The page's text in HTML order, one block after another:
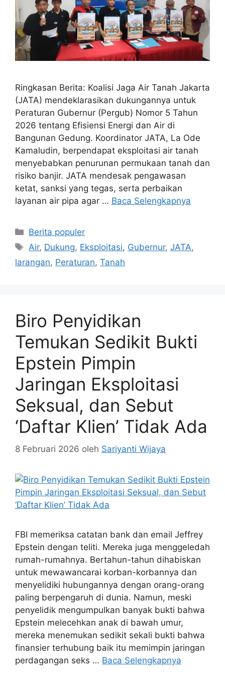
Ringkasan Berita: Koalisi Jaga Air Tanah Jakarta
(JATA) mendeklarasikan dukungannya untuk
Peraturan Gubernur (Pergub) Nomor 5 Tahun
2026 tentang Efisiensi Energi dan Air di
Bangunan Gedung. Koordinator JATA, La Ode
Kamaludin, berpendapat eksploitasi air tanah
menyebabkan penurunan permukaan tanah dan
risiko banjir. JATA mendesak pengawasan
ketat, sanksi yang tegas, serta perbaikan
layanan air pipa agar … Baca Selengkapnya
Kategori
Berita populer
Tag
Air, Dukung, Eksploitasi, Gubernur,JATA,
larangan, Peraturan, Tanah
Biro Penyidikan
Temukan Sedikit Bukti
Epstein Pimpin
Jaringan Eksploitasi
Seksual, dan Sebut
‘Daftar Klien’ Tidak Ada
8 Februari 2026 oleh Sariyanti Wijaya
FBI memeriksa catatan bank dan email Jeffrey
Epstein dengan teliti. Mereka juga menggeledah
rumah-rumahnya. Bertahun-tahun dihabiskan
untuk mewawancarai korban-korbannya dan
menyelidiki hubungannya dengan orang-orang
paling berpengaruh di dunia. Namun, meski
penyelidik mengumpulkan banyak bukti bahwa
Epstein melecehkan anak di bawah umur,
mereka menemukan sedikit sekali bukti bahwa
finansier terhubung baik itu memimpin jaringan
perdagangan seks … Baca Selengkapnya